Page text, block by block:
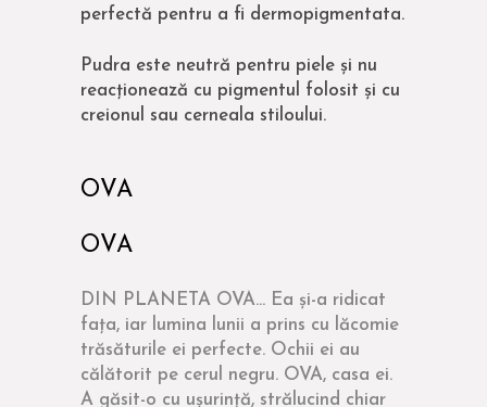
perfectă pentru a fi dermopigmentata.
Pudra este neutră pentru piele și nu
reacționează cu pigmentul folosit și cu
creionul sau cerneala stiloului.
OVA
OVA
DIN PLANETA OVA... Ea și-a ridicat
fața, iar lumina lunii a prins cu lăcomie
trăsăturile ei perfecte. Ochii ei au
călătorit pe cerul negru. OVA, casa ei.
A găsit-o cu ușurință, strălucind chiar